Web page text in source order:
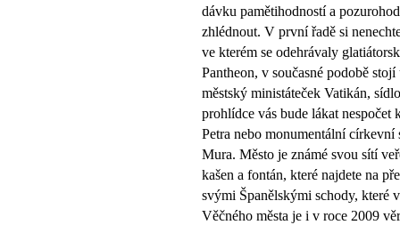
dávku pamětihodností a
zhlédnout. V první řadě si
ve kterém se odehrávaly
Pantheon, v současné podobě
městský ministáteček Vatikán,
prohlídce vás bude lákat
Petra nebo monumentální
Mura. Město je známé svou sítí
kašen a fontán, které najdete na
svými Španělskými schody, které
Věčného města je i v roce 2009